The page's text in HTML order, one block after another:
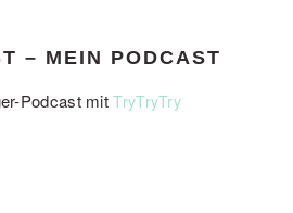
– MEIN PODCAST
Podcast mitTryTryTry